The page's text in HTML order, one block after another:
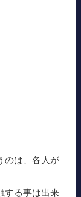
のは、各人が
する事は出来